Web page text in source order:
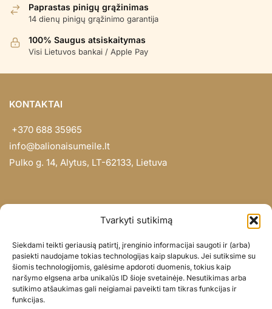
Tvarkyti sutikimą
Siekdami teikti geriausią patirtį, įrenginio informacijai saugoti ir (arba)
pasiekti naudojame tokias technologijas kaip slapukus. Jei sutiksime su
šiomis technologijomis, galėsime apdoroti duomenis, tokius kaip
naršymo elgsena arba unikalūs ID šioje svetainėje. Nesutikimas arba
sutikimo atšaukimas gali neigiamai paveikti tam tikras funkcijas ir
funkcijas.
Paprastas pinigų grąžinimas
14 dienų pinigų grąžinimo garantija
100% Saugus atsiskaitymas
Visi Lietuvos bankai / Apple Pay
KONTAKTAI
+370 688 35965
info@balionaisumeile.lt
Pulko g. 14, Alytus, LT-62133, Lietuva
Didmena
Darbų portfolio
Privatumo politika
Parduotuvės politika